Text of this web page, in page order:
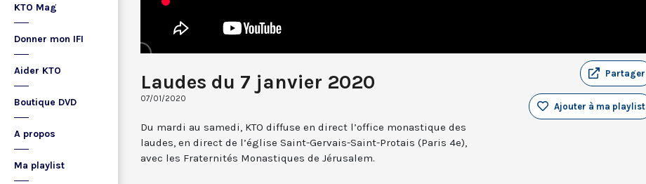
KTO Mag
Donner mon IFI
Aider KTO
Boutique DVD
A propos
Ma playlist
Laudes du 7 janvier 2020
07/01/2020
Partager
Ajouter à ma playlist
Du mardi au samedi, KTO diffuse en direct l’office monastique des
laudes, en direct de l’église Saint-Gervais-Saint-Protais (Paris 4e),
avec les Fraternités Monastiques de Jérusalem.